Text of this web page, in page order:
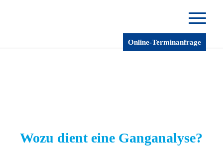
Online-Terminanfrage
Wozu dient eine Ganganalyse?